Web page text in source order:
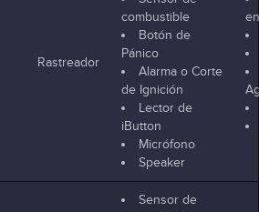
Rastreador
combustible
Botón de
Pánico
Alarma o Corte
de Ignición
Lector de
iButton
Micrófono
Speaker
Sensor de